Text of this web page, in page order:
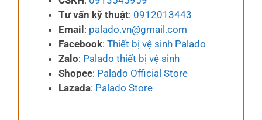
Tư vấn kỹ thuật: 0912013443
Email: palado.vn@gmail.com
Facebook: Thiết bị vệ sinh Palado
Zalo: Palado thiết bị vệ sinh
Shopee: Palado Official Store
Lazada: Palado Store